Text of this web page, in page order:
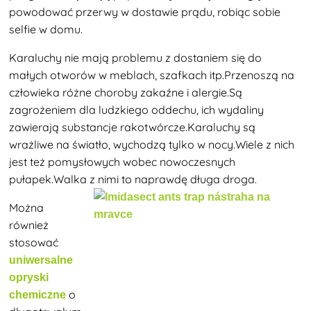
powodować przerwy w dostawie prądu, robiąc sobie
selfie w domu.
Karaluchy nie mają problemu z dostaniem się do
małych otworów w meblach, szafkach itp.Przenoszą na
człowieka różne choroby zakaźne i alergie.Są
zagrożeniem dla ludzkiego oddechu, ich wydaliny
zawierająsubstancje rakotwórcze.Karaluchy są
wrażliwe na światło, wychodzą tylko w nocy.Wiele z nich
jest też pomysłowych wobec nowoczesnych
pułapek.Walka z nimi to naprawdę długa droga.
Można
również
stosować
uniwersalne
opryski
chemiczne o